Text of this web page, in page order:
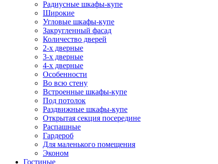
Радиусные шкафы-купе
Широкие
Угловые шкафы-купе
Закругленный фасад
Количество дверей
2-х дверные
3-х дверные
4-х дверные
Особенности
Во всю стену
Встроенные шкафы-купе
Под потолок
Раздвижные шкафы-купе
Открытая секция посередине
Распашные
Гардероб
Для маленького помещения
Эконом
Гостиные